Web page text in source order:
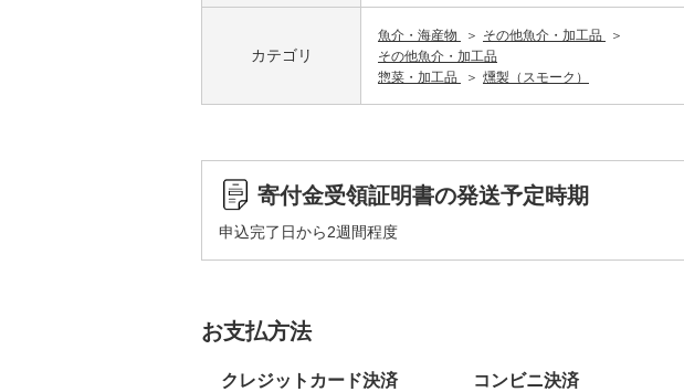
カテゴリ
魚介・海産物
その他魚介・加工品
その他魚介・加工品
惣菜・加工品
燻製（スモーク）
寄付金受領証明書の発送予定時期
申込完了日から2週間程度
お支払方法
クレジットカード決済 コンビニ決済